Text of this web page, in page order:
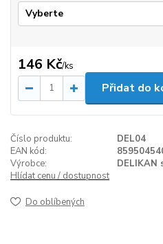
146 Kč/ks
Přidat do
Číslo produktu:
DEL04
EAN kód:
Výrobce:
DELIKAN
Hlídat cenu / dostupnost
Do oblíbených